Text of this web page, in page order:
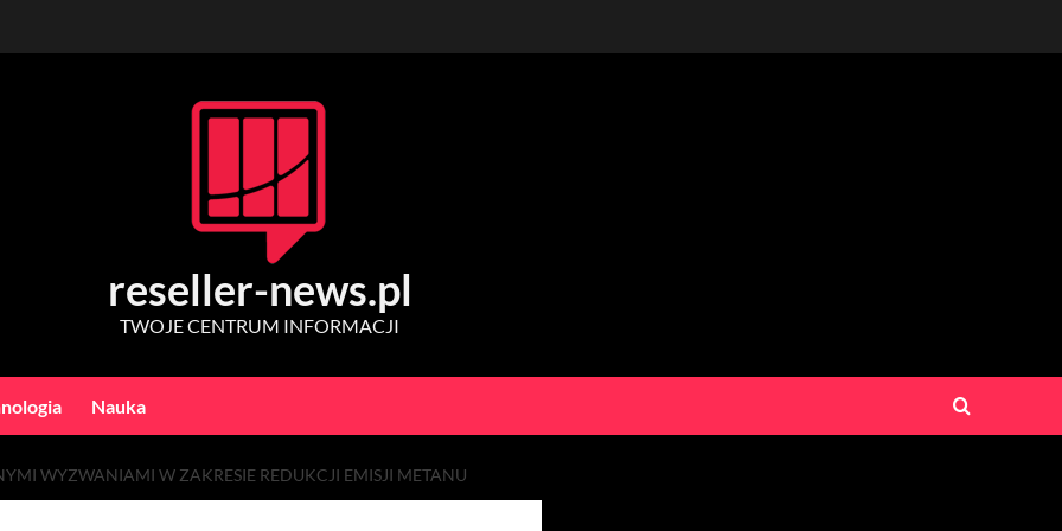
reseller-news.pl
TWOJE CENTRUM INFORMACJI
Nauka
WYZWANIAMI W ZAKRESIE REDUKCJI EMISJI METANU